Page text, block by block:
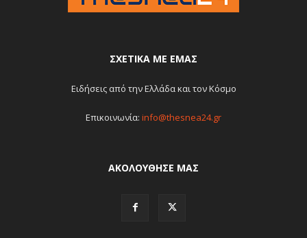
ΣΧΕΤΙΚΆ ΜΕ ΕΜΆΣ
Ειδήσεις από την Ελλάδα και τον Κόσμο
Επικοινωνία: info@thesnea24.gr
ΑΚΟΛΟΥΘΗΣΕ ΜΑΣ